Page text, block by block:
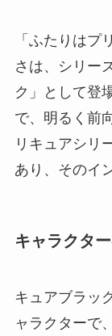
「ふたりはプ
さは、シリー
ク」として登
で、明るく前
リキュアシリ
あり、そのイ
キャラクタ
キュアブラッ
ャラクターで